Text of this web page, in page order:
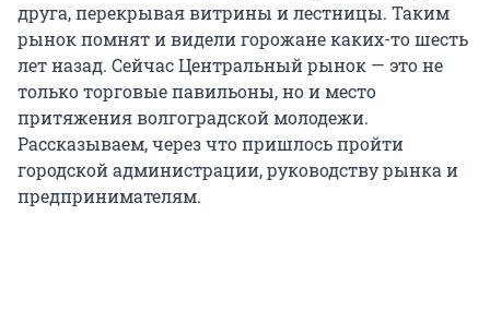
друга, перекрывая витрины и лестницы. Таким
рынок помнят и видели горожане каких-то шесть
лет назад. Сейчас Центральный рынок — это не
только торговые павильоны, но и место
притяжения волгоградской молодежи.
Рассказываем, через что пришлось пройти
городской администрации, руководству рынка и
предпринимателям.